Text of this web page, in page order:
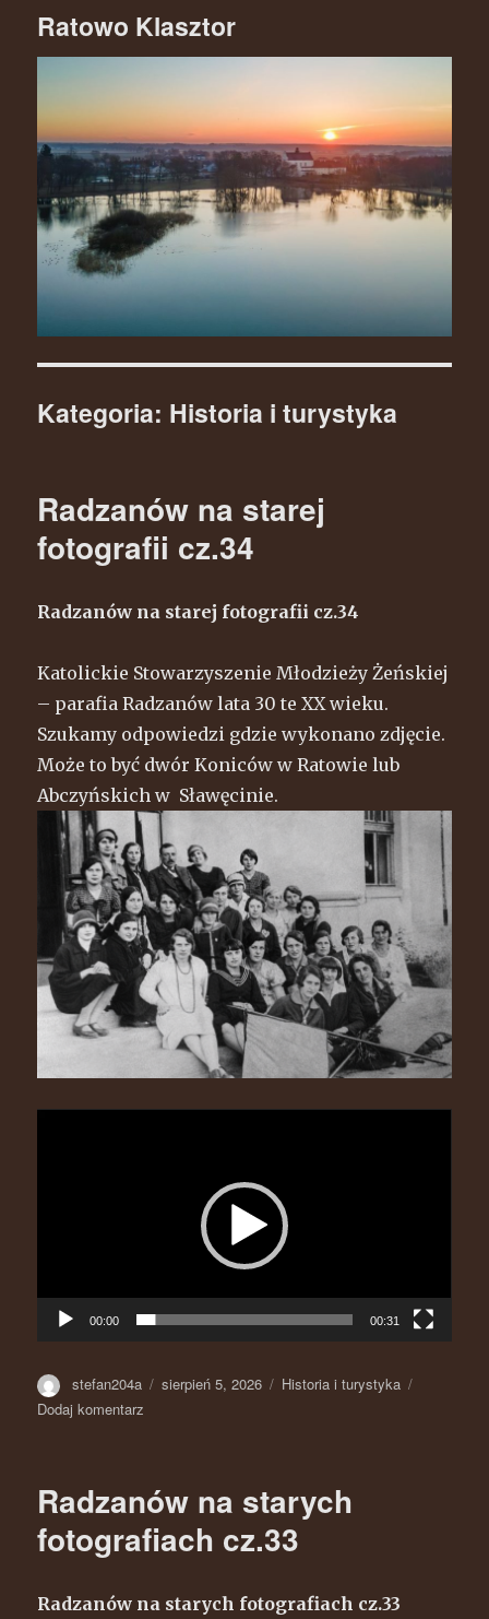
Ratowo Klasztor
Kategoria: Historia i turystyka
Radzanów na starej
fotografii cz.34
Radzanów na starej fotografii cz.34
Katolickie Stowarzyszenie Młodzieży Żeńskiej
– parafia Radzanów lata 30 te XX wieku.
Szukamy odpowiedzi gdzie wykonano zdjęcie.
Może to być dwór Koniców w Ratowie lub
Abczyńskich w Sławęcinie.
00:00 00:31
Autor
stefan204a Opublikowano
sierpień 5, 2026 Kategorie
Historia i turystyka
Dodaj komentarz
fotografii
Radzanów na starych
fotografiach cz.33
Radzanów na starych fotografiach cz.33